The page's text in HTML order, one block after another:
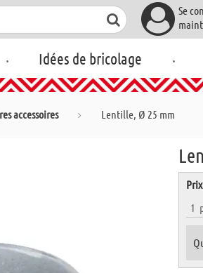
Se
. Idées de bricolage .
accessoires Lentille, Ø 25 mm
Prix
1